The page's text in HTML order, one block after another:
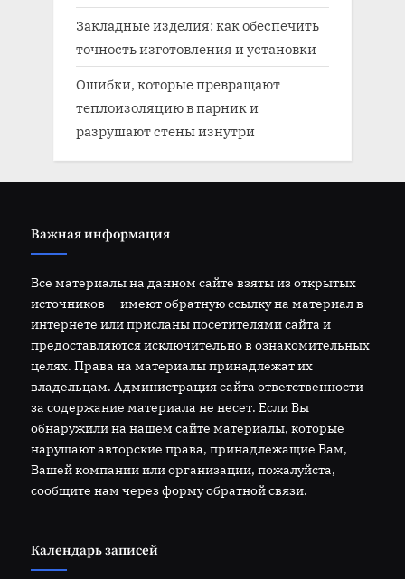
Закладные изделия: как обеспечить
точность изготовления и установки
Ошибки, которые превращают
теплоизоляцию в парник и
разрушают стены изнутри
Важная информация
Все материалы на данном сайте взяты из открытых
источников — имеют обратную ссылку на материал в
интернете или присланы посетителями сайта и
предоставляются исключительно в ознакомительных
целях. Права на материалы принадлежат их
владельцам. Администрация сайта ответственности
за содержание материала не несет. Если Вы
обнаружили на нашем сайте материалы, которые
нарушают авторские права, принадлежащие Вам,
Вашей компании или организации, пожалуйста,
сообщите нам через форму обратной связи.
Календарь записей